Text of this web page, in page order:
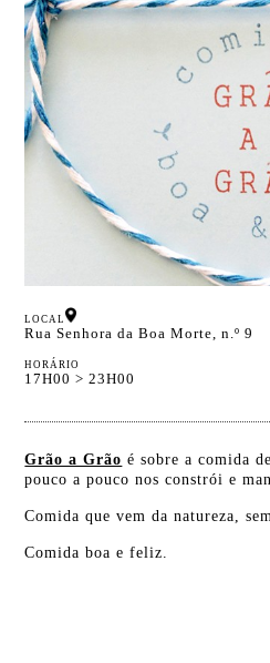
LOCAL
Rua Senhora da Boa Morte, n.º 9
HORÁRIO
17H00 > 23H00
Grão a Grão é sobre a comida
pouco a pouco nos constrói e
Comida que vem da natureza,
Comida boa e feliz.